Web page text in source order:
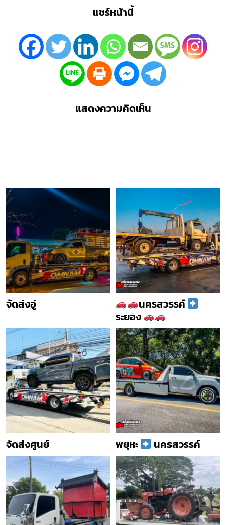
แชร์หน้านี้
แสดงความคิดเห็น
จัดส่งอู่
นครสวรรค์
ระยอง
จัดส่งศูนย์ พยุหะ นครสวรรค์